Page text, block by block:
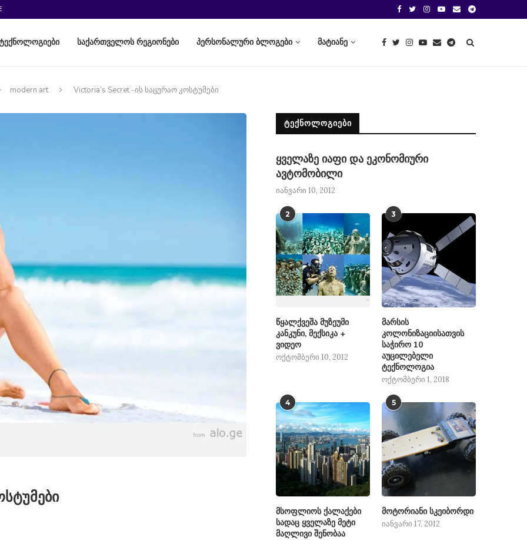
საქართველოს რეგიონები პერსონალური ბლოგები მატიანე
modern art Victoria’s Secret -ის საცურაო კოსტუმები
ᲢᲔᲥᲜᲝᲚᲝᲒᲘᲔᲑᲘ
ყველაზე იაფი და ეკონომიური
ავტომობილი
იანვარი 10, 2012
2
წყალქვეშა მუზეუმი
კანკუნი, მექსიკა +
ვიდეო
ოქტომბერი 10, 2012
3
მარსის
კოლონიზაციისათვის
საჭირო 10
აუცილებელი
ტექნოლოგია
ოქტომბერი 1, 2018
4
მსოფლიოს ქალაქები
სადაც ყველაზე მეტი
მაღლივი შენობაა
5
მოტორიანი სკეიბორდი
იანვარი 17, 2012